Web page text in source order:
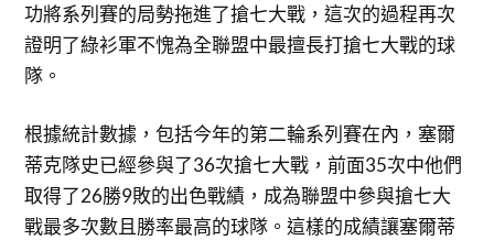
功將系列賽的局勢拖進了搶七大戰，這次的過程再次
證明了綠衫軍不愧為全聯盟中最擅長打搶七大戰的球
隊。
根據統計數據，包括今年的第二輪系列賽在內，塞爾
蒂克隊史已經參與了36次搶七大戰，前面35次中他們
取得了26勝9敗的出色戰績，成為聯盟中參與搶七大
戰最多次數且勝率最高的球隊。這樣的成績讓塞爾蒂